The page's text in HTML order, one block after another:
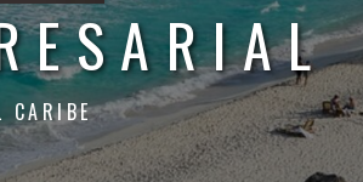
CARIBE